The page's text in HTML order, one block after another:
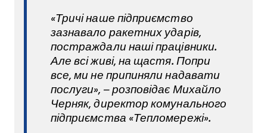
«Тричі наше підприємство
зазнавало ракетних ударів,
постраждали наші працівники.
Але всі живі, на щастя. Попри
все, ми не припиняли надавати
послуги», – розповідає Михайло
Черняк, директор комунального
підприємства «Тепломережі».